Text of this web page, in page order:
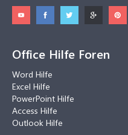
Office Hilfe Foren
Word Hilfe
Excel Hilfe
PowerPoint Hilfe
Access Hilfe
Outlook Hilfe